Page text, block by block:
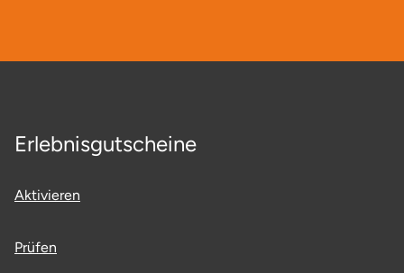
Erlebnisgutscheine
Aktivieren
Prüfen